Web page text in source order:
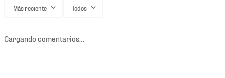
Más reciente Todos
Cargando comentarios…